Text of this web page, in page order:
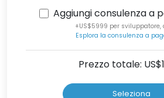
Aggiungi consulenza a
+US$5999 per sviluppatore,
Esplora la consulenza a
Prezzo totale: US$
Seleziona